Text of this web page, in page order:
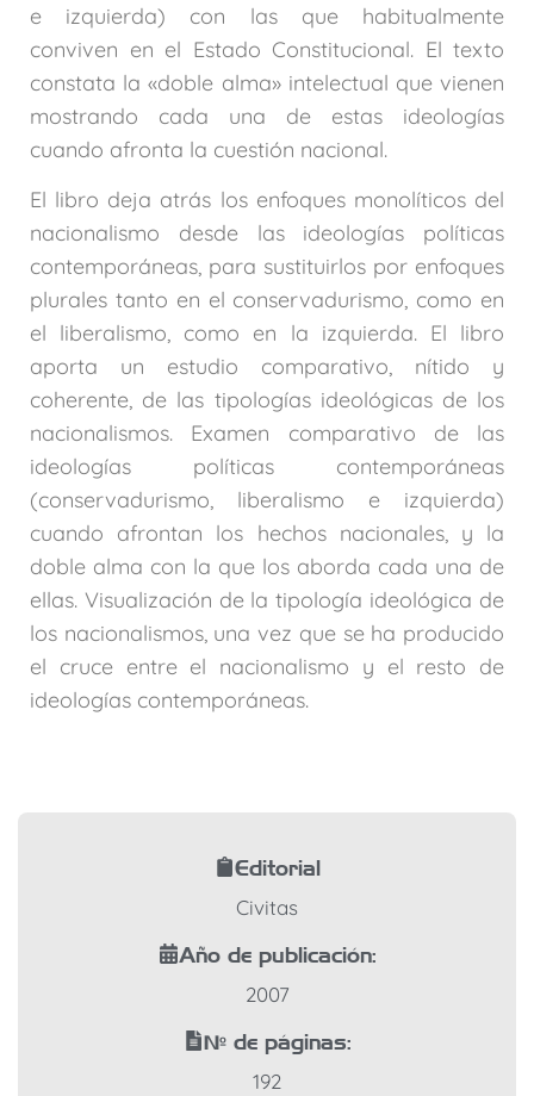
e izquierda) con las que habitualmente
conviven en el Estado Constitucional. El texto
constata la «doble alma» intelectual que vienen
mostrando cada una de estas ideologías
cuando afronta la cuestión nacional.
El libro deja atrás los enfoques monolíticos del
nacionalismo desde las ideologías políticas
contemporáneas, para sustituirlos por enfoques
plurales tanto en el conservadurismo, como en
el liberalismo, como en la izquierda. El libro
aporta un estudio comparativo, nítido y
coherente, de las tipologías ideológicas de los
nacionalismos. Examen comparativo de las
ideologías políticas contemporáneas
(conservadurismo, liberalismo e izquierda)
cuando afrontan los hechos nacionales, y la
doble alma con la que los aborda cada una de
ellas. Visualización de la tipología ideológica de
los nacionalismos, una vez que se ha producido
el cruce entre el nacionalismo y el resto de
ideologías contemporáneas.
Editorial
Civitas
Año de publicación:
2007
Nº de páginas:
192